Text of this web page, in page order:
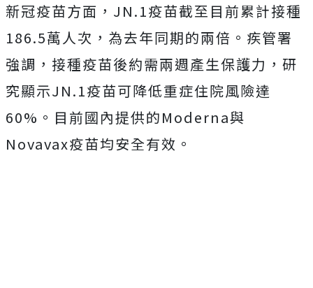
新冠疫苗方面，JN.1疫苗截至目前累計接種
186.5萬人次，為去年同期的兩倍。疾管署
強調，接種疫苗後約需兩週產生保護力，研
究顯示JN.1疫苗可降低重症住院風險達
60%。目前國內提供的Moderna與
Novavax疫苗均安全有效。